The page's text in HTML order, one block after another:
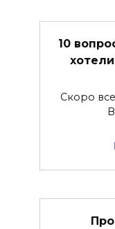
10
Скоро